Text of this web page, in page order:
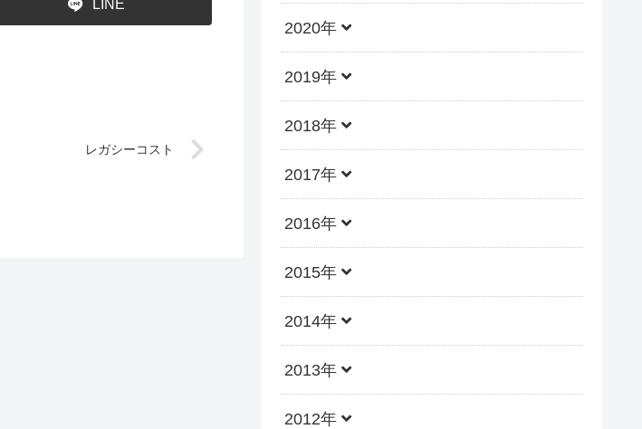
LINE
レガシーコスト
2020年
2019年
2018年
2017年
2016年
2015年
2014年
2013年
2012年